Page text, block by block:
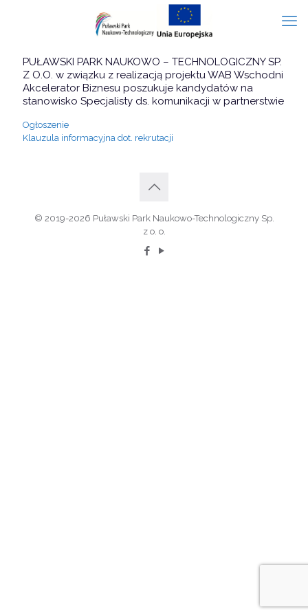
PUŁAWSKI PARK NAUKOWO – TECHNOLOGICZNY SP.
Z O.O. w związku z realizacją projektu WAB Wschodni
Akcelerator Biznesu poszukuje kandydatów na
stanowisko Specjalisty ds. komunikacji w partnerstwie
Ogłoszenie
Klauzula informacyjna dot. rekrutacji
© 2019-2026 Puławski Park Naukowo-Technologiczny Sp.
z o. o.